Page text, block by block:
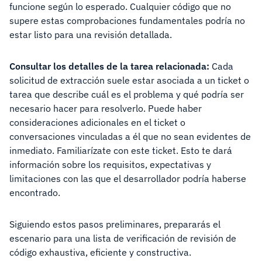
funcione según lo esperado. Cualquier código que no
supere estas comprobaciones fundamentales podría no
estar listo para una revisión detallada.
Consultar los detalles de la tarea relacionada: Cada
solicitud de extracción suele estar asociada a un ticket o
tarea que describe cuál es el problema y qué podría ser
necesario hacer para resolverlo. Puede haber
consideraciones adicionales en el ticket o
conversaciones vinculadas a él que no sean evidentes de
inmediato. Familiarízate con este ticket. Esto te dará
información sobre los requisitos, expectativas y
limitaciones con las que el desarrollador podría haberse
encontrado.
Siguiendo estos pasos preliminares, prepararás el
escenario para una lista de verificación de revisión de
código exhaustiva, eficiente y constructiva.